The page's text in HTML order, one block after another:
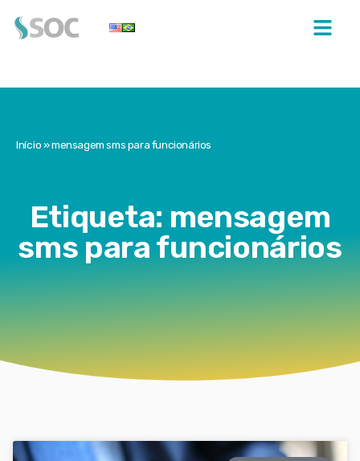
Início»mensagem sms para funcionários
Etiqueta: mensagem
sms para funcionários